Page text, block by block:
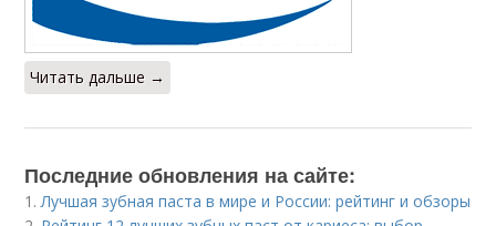
Читать дальше →
Последние обновления на сайте:
1.Лучшая зубная паста в мире и России: рейтинг и обзоры